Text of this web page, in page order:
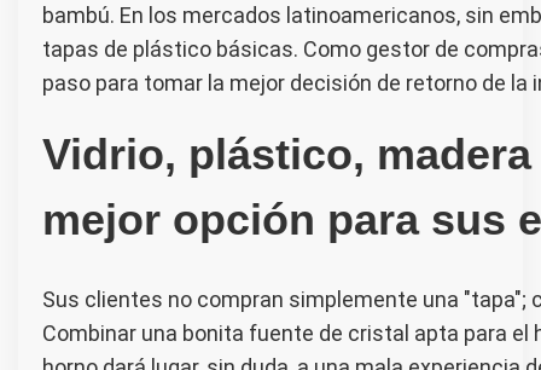
bambú. En los mercados latinoamericanos, sin
tapas de plástico básicas. Como gestor de
paso para tomar la mejor decisión de retorno de la
Vidrio, plástico,
mejor opción para sus
Sus clientes no compran simplemente una "tapa";
Combinar una bonita fuente de cristal apta para